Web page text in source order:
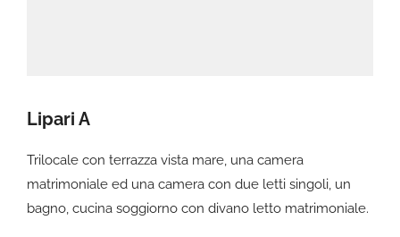
Lipari A
Trilocale con terrazza vista mare, una camera
matrimoniale ed una camera con due letti singoli, un
bagno, cucina soggiorno con divano letto matrimoniale.